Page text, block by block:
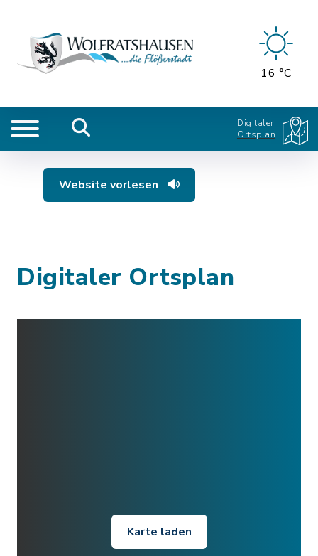
16 °C
Digitaler
Ortsplan
Website vorlesen
Digitaler Ortsplan
Karte laden